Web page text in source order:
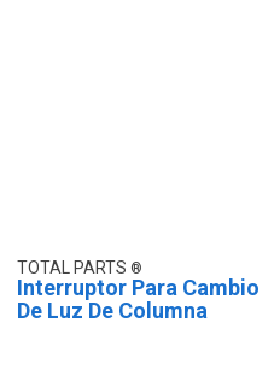
TOTAL PARTS
Interruptor Para Cambio
De Luz De Columna